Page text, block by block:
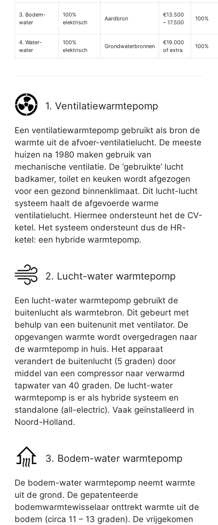
3. Bodem-
water
100%
elektrisch
Aardbron
€13.500
– 17.500
100%
4. Water-
water
100%
elektrisch
Grondwaterbronnen
€19.000
of extra
100%
1. Ventilatiewarmtepomp
Een ventilatiewarmtepomp gebruikt als bron de
warmte uit de afvoer-ventilatielucht. De meeste
huizen na 1980 maken gebruik van
mechanische ventilatie. De ‘gebruikte’ lucht
badkamer, toilet en keuken wordt afgezogen
voor een gezond binnenklimaat. Dit lucht-lucht
systeem haalt de afgevoerde warme
ventilatielucht. Hiermee ondersteunt het de CV-
ketel. Het systeem ondersteunt dus de HR-
ketel: een hybride warmtepomp.
2. Lucht-water warmtepomp
Een lucht-water warmtepomp gebruikt de
buitenlucht als warmtebron. Dit gebeurt met
behulp van een buitenunit met ventilator. De
opgevangen warmte wordt overgedragen naar
de warmtepomp in huis. Het apparaat
verandert de buitenlucht (5 graden) door
middel van een compressor naar verwarmd
tapwater van 40 graden. De lucht-water
warmtepomp is er als hybride systeem en
standalone (all-electric). Vaak geïnstalleerd in
Noord-Holland.
3. Bodem-water warmtepomp
De bodem-water warmtepomp neemt warmte
uit de grond. De gepatenteerde
bodemwarmtewisselaar onttrekt warmte uit de
bodem (circa 11 – 13 graden). De vrijgekomen